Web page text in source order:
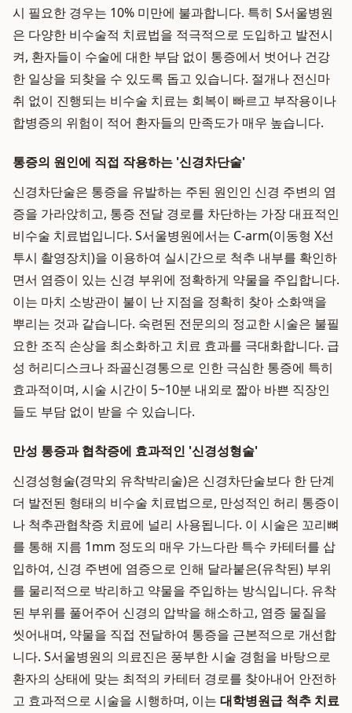
시 필요한 경우는 10% 미만에 불과합니다. 특히 S서울병원
은 다양한 비수술적 치료법을 적극적으로 도입하고 발전시
켜, 환자들이 수술에 대한 부담 없이 통증에서 벗어나 건강
한 일상을 되찾을 수 있도록 돕고 있습니다. 절개나 전신마
취 없이 진행되는 비수술 치료는 회복이 빠르고 부작용이나
합병증의 위험이 적어 환자들의 만족도가 매우 높습니다.
통증의 원인에 직접 작용하는 '신경차단술'
신경차단술은 통증을 유발하는 주된 원인인 신경 주변의 염
증을 가라앉히고, 통증 전달 경로를 차단하는 가장 대표적인
비수술 치료법입니다. S서울병원에서는 C-arm(이동형 X선
투시 촬영장치)을 이용하여 실시간으로 척추 내부를 확인하
면서 염증이 있는 신경 부위에 정확하게 약물을 주입합니다.
이는 마치 소방관이 불이 난 지점을 정확히 찾아 소화액을
뿌리는 것과 같습니다. 숙련된 전문의의 정교한 시술은 불필
요한 조직 손상을 최소화하고 치료 효과를 극대화합니다. 급
성 허리디스크나 좌골신경통으로 인한 극심한 통증에 특히
효과적이며, 시술 시간이 5~10분 내외로 짧아 바쁜 직장인
들도 부담 없이 받을 수 있습니다.
만성 통증과 협착증에 효과적인 '신경성형술'
신경성형술(경막외 유착박리술)은 신경차단술보다 한 단계
더 발전된 형태의 비수술 치료법으로, 만성적인 허리 통증이
나 척추관협착증 치료에 널리 사용됩니다. 이 시술은 꼬리뼈
를 통해 지름 1mm 정도의 매우 가느다란 특수 카테터를 삽
입하여, 신경 주변에 염증으로 인해 달라붙은(유착된) 부위
를 물리적으로 박리하고 약물을 주입하는 방식입니다. 유착
된 부위를 풀어주어 신경의 압박을 해소하고, 염증 물질을
씻어내며, 약물을 직접 전달하여 통증을 근본적으로 개선합
니다. S서울병원의 의료진은 풍부한 시술 경험을 바탕으로
환자의 상태에 맞는 최적의 카테터 경로를 찾아내어 안전하
고 효과적으로 시술을 시행하며, 이는 대학병원급 척추 치료